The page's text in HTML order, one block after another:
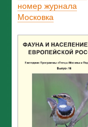
номер журнала
Московка